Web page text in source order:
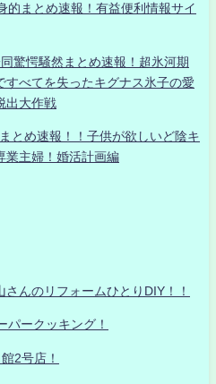
まとめ速報！有益便利情報サイ
驚愕騒然まとめ速報！超氷河期
べてを失ったキグナス氷子の愛
出大作戦
とめ速報！！子供が欲しいど陰キ
業主婦！婚活計画編
んのリフォームひとりDIY！！
パークッキング！
2号店！